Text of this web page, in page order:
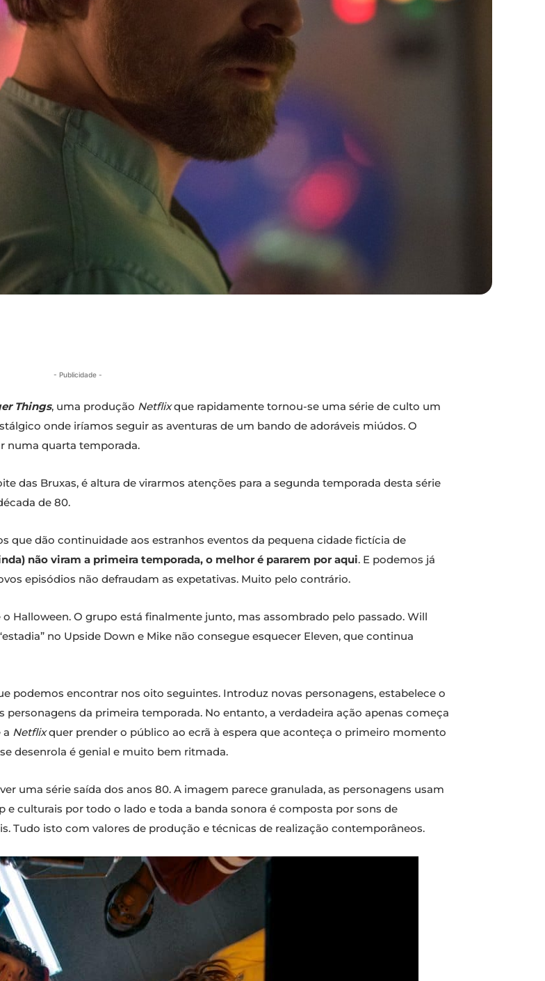
- Publicidade -
Things, uma produção Netflixque rapidamente tornou-se uma série de culto um
onde iríamos seguir as aventuras de um bando de adoráveis miúdos. O
numa quarta temporada.
das Bruxas, é altura de virarmos atenções para a segunda temporada desta série
de 80.
que dão continuidade aos estranhos eventos da pequena cidade fictícia de
não viram a primeira temporada, o melhor é pararem por aqui. E podemos já
episódios não defraudam as expetativas. Muito pelo contrário.
Halloween. O grupo está finalmente junto, mas assombrado pelo passado. Will
no Upside Down e Mike não consegue esquecer Eleven, que continua
podemos encontrar nos oito seguintes. Introduz novas personagens, estabelece o
da primeira temporada. No entanto, a verdadeira ação apenas começa
a Netflixquer prender o público ao ecrã à espera que aconteça o primeiro momento
desenrola é genial e muito bem ritmada.
uma série saída dos anos 80. A imagem parece granulada, as personagens usam
e culturais por todo o lado e toda a banda sonora é composta por sons de
Tudo isto com valores de produção e técnicas de realização contemporâneos.